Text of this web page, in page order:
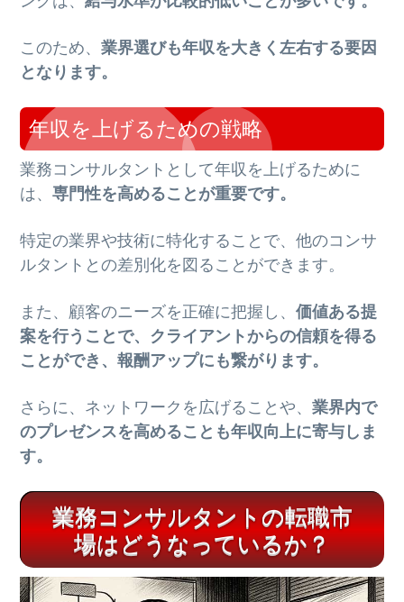
このため、業界選びも年収を大きく左右する要因
となります。
年収を上げるための戦略
業務コンサルタントとして年収を上げるために
は、専門性を高めることが重要です。
特定の業界や技術に特化することで、他のコンサ
ルタントとの差別化を図ることができます。
また、顧客のニーズを正確に把握し、価値ある提
案を行うことで、クライアントからの信頼を得る
ことができ、報酬アップにも繋がります。
さらに、ネットワークを広げることや、業界内で
のプレゼンスを高めることも年収向上に寄与しま
す。
業務コンサルタントの転職市
場はどうなっているか？